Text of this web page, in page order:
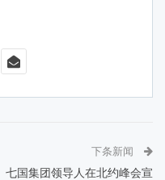
下条新闻
七国集团领导人在北约峰会宣